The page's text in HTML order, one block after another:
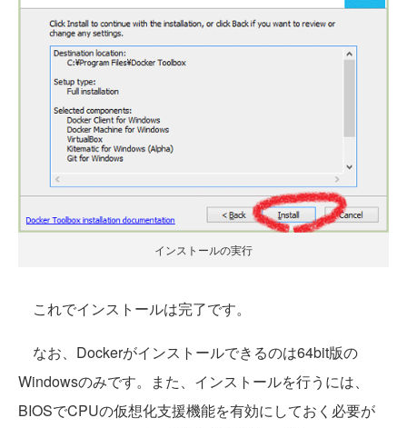
インストールの実行
これでインストールは完了です。
なお、Dockerがインストールできるのは64bit版の
Windowsのみです。また、インストールを行うには、
BIOSでCPUの仮想化支援機能を有効にしておく必要が